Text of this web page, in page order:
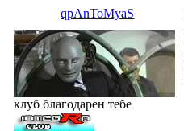
qpAnToMyaS
клуб благодарен тебе